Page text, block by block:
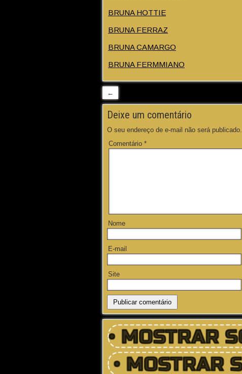
BRUNA HOTTIE
BRUNA FERRAZ
BRUNA CAMARGO
BRUNA FERMMIANO
←
Deixe um comentário
O seu endereço de e-mail não será publicado.
Comentário *
Nome
E-mail
Site